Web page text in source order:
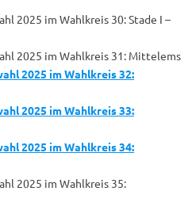
2025 im Wahlkreis 30: Stade I –
2025 im Wahlkreis 31: Mittelems
2025 im Wahlkreis 32:
2025 im Wahlkreis 33:
2025 im Wahlkreis 34:
2025 im Wahlkreis 35: